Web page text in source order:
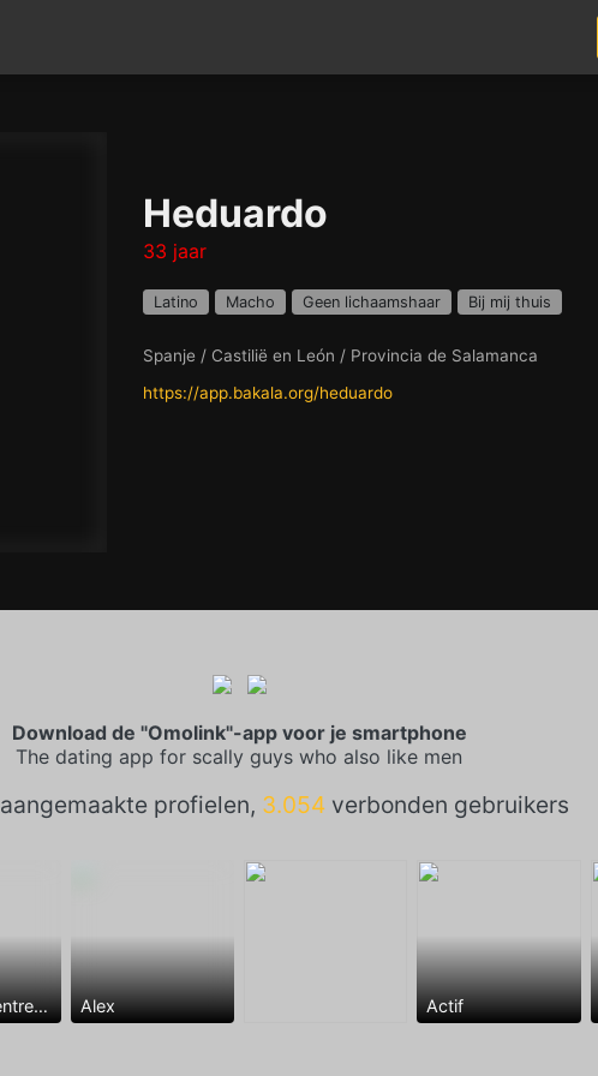
Heduardo
33 jaar
Latino Macho Geen lichaamshaar Bij mij thuis
Spanje / Castilië en León / Provincia de Salamanca
https://app.bakala.org/heduardo
Download de "Omolink"-app voor je smartphone
The dating app for scally guys who also like men
aangemaakte profielen, 3.054verbonden gebruikers
Rencontre entre mecs Alex Actif